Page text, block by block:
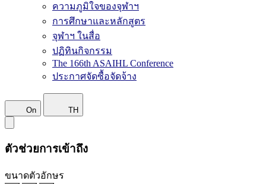
ความภูมิใจของจุฬาฯ
การศึกษาและหลักสูตร
จุฬาฯ ในสื่อ
ปฏิทินกิจกรรม
The 166th ASAIHL Conference
ประกาศจัดซื้อจัดจ้าง
On TH
ตัวช่วยการเข้าถึง
ขนาดตัวอักษร